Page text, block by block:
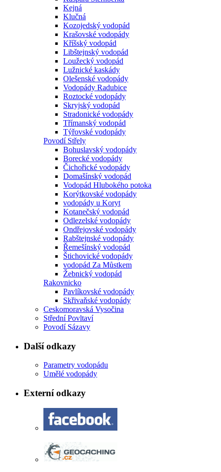
Kejná
Klučná
Kozojedský vodopád
Krašovské vodopády
Kříšský vodopád
Libštejnský vodopád
Loužecký vodopád
Lužnické kaskády
Olešenské vodopády
Vodopády Radubice
Roztocké vodopády
Skryjský vodopád
Stradonické vodopády
Třímanský vodopád
Týřovské vodopády
Povodí Střely
Bohuslavský vodopády
Borecké vodopády
Čichořické vodopády
Domašínský vodopád
Vodopád Hlubokého potoka
Korýtkovské vodopády
vodopády u Koryt
Kotanečský vodopád
Odlezelské vodopády
Ondřejovské vodopády
Rabštejnské vodopády
Řemešínský vodopád
Štichovické vodopády
vodopád Za Můstkem
Žebnický vodopád
Rakovnicko
Pavlíkovské vodopády
Skřivaňské vodopády
Ceskomoravská Vysočina
Střední Povltaví
Povodí Sázavy
Další odkazy
Parametry vodopádu
Umělé vodopády
Externí odkazy